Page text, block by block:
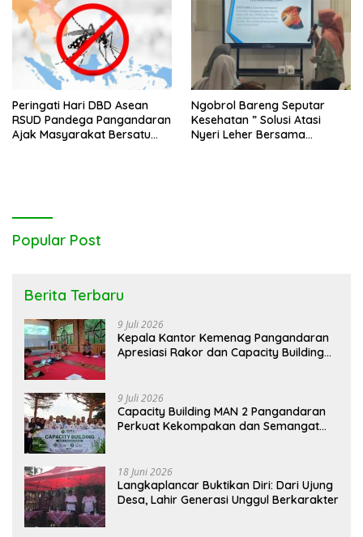
Peringati Hari DBD Asean
RSUD Pandega Pangandaran
Ajak Masyarakat Bersatu
Ngobrol Bareng Seputar
Kesehatan ” Solusi Atasi
Nyeri Leher Bersama
Popular Post
Berita Terbaru
9 Juli 2026
Kepala Kantor Kemenag Pangandaran
Apresiasi Rakor dan Capacity Building
9 Juli 2026
Capacity Building MAN 2 Pangandaran
Perkuat Kekompakan dan Semangat
18 Juni 2026
Langkaplancar Buktikan Diri: Dari Ujung
Desa, Lahir Generasi Unggul Berkarakter